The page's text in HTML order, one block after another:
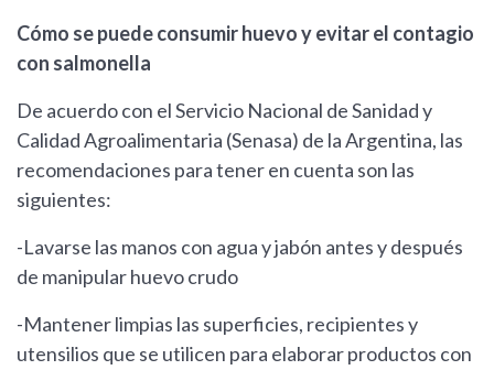
Cómo se puede consumir huevo y evitar el contagio
con salmonella
De acuerdo con el Servicio Nacional de Sanidad y
Calidad Agroalimentaria (Senasa) de la Argentina, las
recomendaciones para tener en cuenta son las
siguientes:
-Lavarse las manos con agua y jabón antes y después
de manipular huevo crudo
-Mantener limpias las superficies, recipientes y
utensilios que se utilicen para elaborar productos con